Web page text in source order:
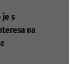
je s
na